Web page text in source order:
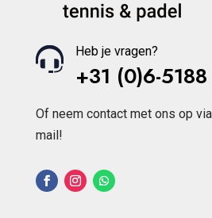
Heb je vragen?
+31 (0)6-
Of neem contact met ons op
mail!